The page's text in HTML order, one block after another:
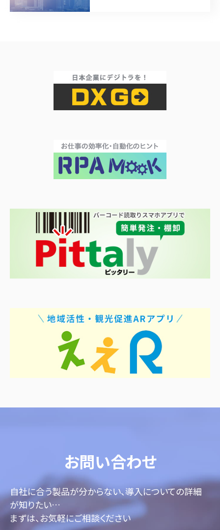
お問い合わせ
自社に合う製品が分からない、導入についての詳細
が知りたい…
まずは、お気軽にご相談ください